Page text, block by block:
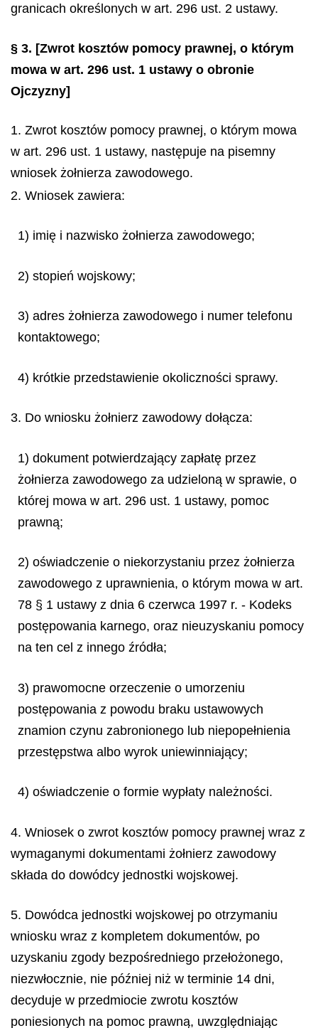
granicach określonych w art. 296 ust. 2 ustawy.
§ 3. [Zwrot kosztów pomocy prawnej, o którym
mowa w art. 296 ust. 1 ustawy o obronie
Ojczyzny]
1. Zwrot kosztów pomocy prawnej, o którym mowa
w art. 296 ust. 1 ustawy, następuje na pisemny
wniosek żołnierza zawodowego.
2. Wniosek zawiera:
1) imię i nazwisko żołnierza zawodowego;
2) stopień wojskowy;
3) adres żołnierza zawodowego i numer telefonu
kontaktowego;
4) krótkie przedstawienie okoliczności sprawy.
3. Do wniosku żołnierz zawodowy dołącza:
1) dokument potwierdzający zapłatę przez
żołnierza zawodowego za udzieloną w sprawie, o
której mowa w art. 296 ust. 1 ustawy, pomoc
prawną;
2) oświadczenie o niekorzystaniu przez żołnierza
zawodowego z uprawnienia, o którym mowa w art.
78 § 1 ustawy z dnia 6 czerwca 1997 r. - Kodeks
postępowania karnego, oraz nieuzyskaniu pomocy
na ten cel z innego źródła;
3) prawomocne orzeczenie o umorzeniu
postępowania z powodu braku ustawowych
znamion czynu zabronionego lub niepopełnienia
przestępstwa albo wyrok uniewinniający;
4) oświadczenie o formie wypłaty należności.
4. Wniosek o zwrot kosztów pomocy prawnej wraz z
wymaganymi dokumentami żołnierz zawodowy
składa do dowódcy jednostki wojskowej.
5. Dowódca jednostki wojskowej po otrzymaniu
wniosku wraz z kompletem dokumentów, po
uzyskaniu zgody bezpośredniego przełożonego,
niezwłocznie, nie później niż w terminie 14 dni,
decyduje w przedmiocie zwrotu kosztów
poniesionych na pomoc prawną, uwzględniając